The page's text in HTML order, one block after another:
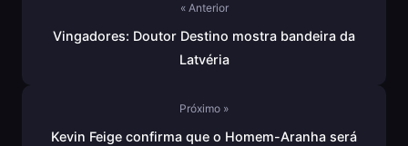
« Anterior
Vingadores: Doutor Destino mostra bandeira da
Latvéria
Próximo »
Kevin Feige confirma que o Homem-Aranha será